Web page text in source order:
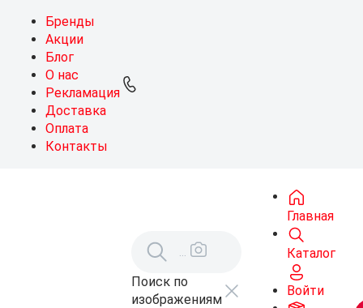
Бренды
Акции
Блог
О нас
Рекламация
Доставка
Оплата
Контакты
Поиск по
изображениям
Главная
Каталог
Войти